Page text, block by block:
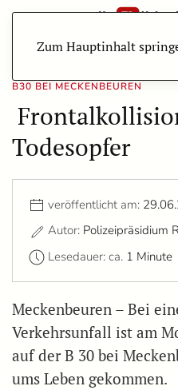
Zum Hauptinhalt
B30 BEI MECKENBEUREN
Todesopfer
veröffentlicht am:
Autor: Polizeipräsidium
Lesedauer: ca. 1 Minute
Meckenbeuren – Bei
Verkehrsunfall ist am
auf der B 30 bei
ums Leben gekommen.